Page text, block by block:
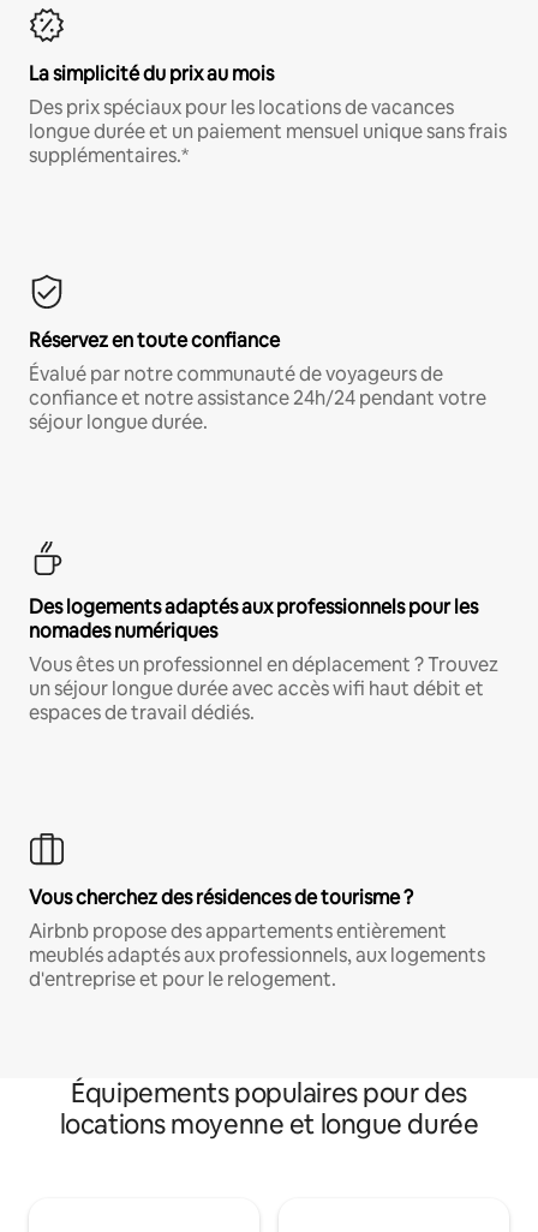
La simplicité du prix au mois
Des prix spéciaux pour les locations de vacances
longue durée et un paiement mensuel unique sans frais
supplémentaires.*
Réservez en toute confiance
Évalué par notre communauté de voyageurs de
confiance et notre assistance 24h/24 pendant votre
séjour longue durée.
Des logements adaptés aux professionnels pour les
nomades numériques
Vous êtes un professionnel en déplacement ? Trouvez
un séjour longue durée avec accès wifi haut débit et
espaces de travail dédiés.
Vous cherchez des résidences de tourisme ?
Airbnb propose des appartements entièrement
meublés adaptés aux professionnels, aux logements
d'entreprise et pour le relogement.
Équipements populaires pour des
locations moyenne et longue durée